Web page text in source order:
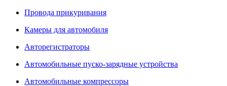
Провода прикуривания
Камеры для автомобиля
Авторегистраторы
Автомобильные пуско-зарядные устройства
Автомобильные компрессоры